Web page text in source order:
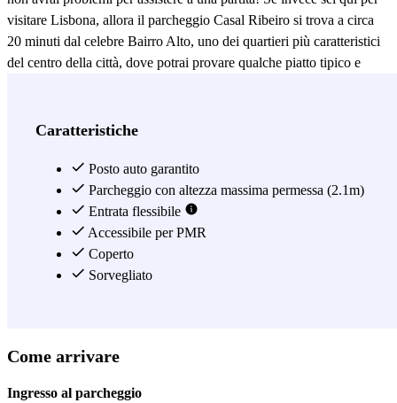
visitare Lisbona, allora il parcheggio Casal Ribeiro si trova a circa
20 minuti dal celebre Bairro Alto, uno dei quartieri più caratteristici
del centro della città, dove potrai provare qualche piatto tipico e
altro da fare che prenotare un posto auto nel parcheggio Casal
Vedi di più
Caratteristiche
Posto auto garantito
Parcheggio con altezza massima permessa (2.1m)
Entrata flessibile
Accessibile per PMR
Coperto
Sorvegliato
Come arrivare
Ingresso al parcheggio